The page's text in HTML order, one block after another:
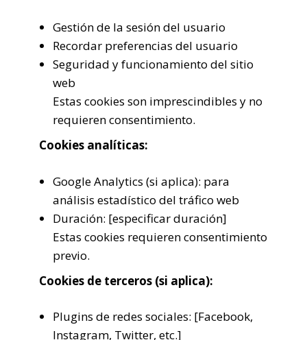
Gestión de la sesión del usuario
Recordar preferencias del usuario
Seguridad y funcionamiento del sitio
web
Estas cookies son imprescindibles y no
requieren consentimiento.
Cookies analíticas:
Google Analytics (si aplica): para
análisis estadístico del tráfico web
Duración: [especificar duración]
Estas cookies requieren consentimiento
previo.
Cookies de terceros (si aplica):
Plugins de redes sociales: [Facebook,
Instagram, Twitter, etc.]